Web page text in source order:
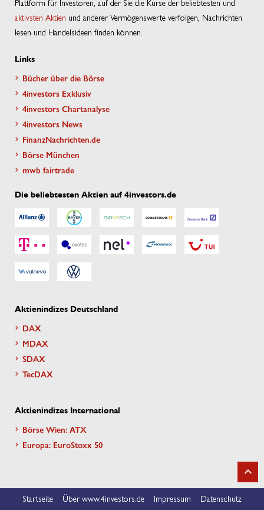
aktivsten Aktien und anderer Vermögenswerte verfolgen, Nachrichten
lesen und Handelsideen finden können.
Links
Bücher über die Börse
4investors Exklusiv
4investors Chartanalyse
4investors News
FinanzNachrichten.de
Börse München
mwb fairtrade
Die beliebtesten Aktien auf 4investors.de
Aktienindizes Deutschland
DAX
MDAX
SDAX
TecDAX
Aktienindizes International
Börse Wien: ATX
Europa: EuroStoxx 50
Startseite Über www.4investors.de Impressum Datenschutz